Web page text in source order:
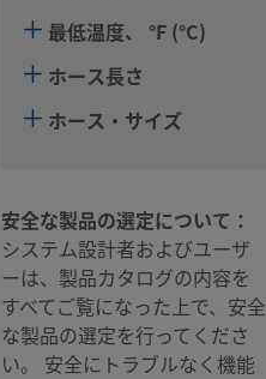
最低温度、 °F (°C)
ホース長さ
ホース・サイズ
安全な製品の選定について：
システム設計者およびユーザ
ーは、製品カタログの内容を
すべてご覧になった上で、安全
な製品の選定を行ってくださ
い。 安全にトラブルなく機能